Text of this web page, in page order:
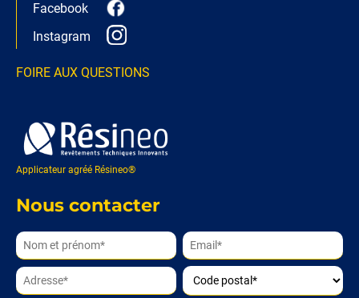
Facebook
Instagram
FOIRE AUX QUESTIONS
Applicateur agréé Résineo®
Nous contacter